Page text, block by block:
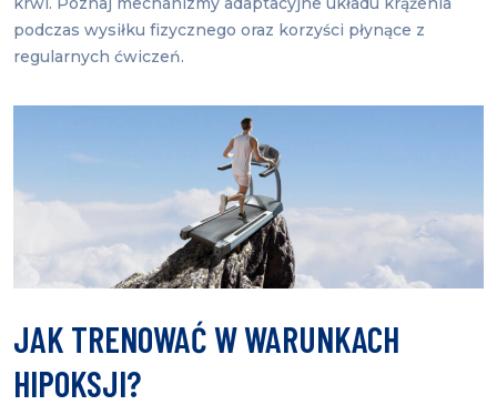
podczas wysiłku fizycznego oraz korzyści płynące z
regularnych ćwiczeń.
JAK TRENOWAĆ W WARUNKACH
HIPOKSJI?